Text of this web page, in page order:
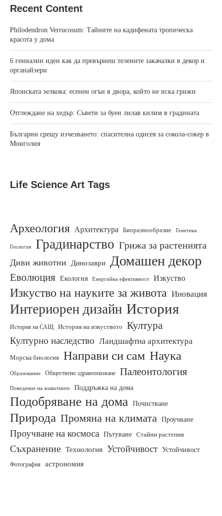
Recent Content
Philodendron Verrucosum: Тайните на кадифената тропическа
красота у дома
6 гениални идеи как да превърнеш телените закачалки в декор и
органайзери
Японската зелкова: есенен огън в двора, който не иска грижи
Отглеждане на хедър: Съвети за буен лилав килим в градината
Българин срещу изчезването: спасителна одисея за сокола-сокер в
Монголия
Life Science Art Tags
Археология Архитектура Биоразнообразие Генетика
Геология Градинарство Грижа за растенията
Диви животни Динозаври Домашен декор
Еволюция Екология Енергийна ефективност Изкуство
Изкуство на науките за живота Иновация
Интериорен дизайн История
История на САЩ История на изкуството Култура
Културно наследство Ландшафтна архитектура
Морска биология Направи си сам Наука
Образование Обществено здравеопазване Палеонтология
Поведение на животните Поддръжка на дома
Подобряване на дома Почистване
Природа Промяна на климата Проучване
Проучване на космоса Пътуване Стайни растения
Съхранение Технология Устойчивост Устойчивост
Фотография астрономия